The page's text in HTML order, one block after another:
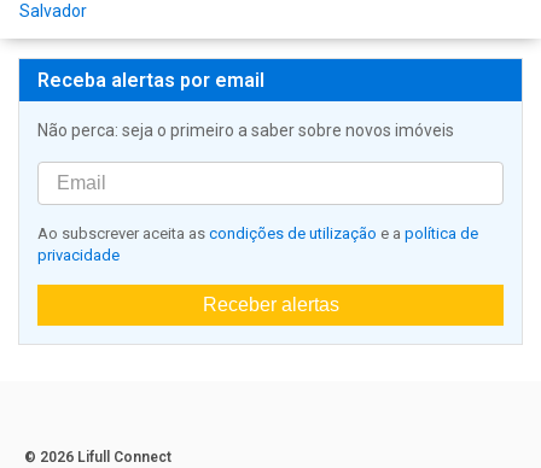
Salvador
Receba alertas por email
Não perca: seja o primeiro a saber sobre novos imóveis
Ao subscrever aceita as condições de utilização e a política de
privacidade
Receber alertas
© 2026 Lifull Connect